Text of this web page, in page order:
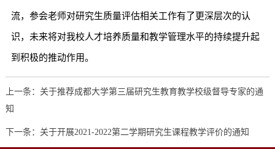
流，参会老师对研究生质量评估相关工作有了更深层次的认
识，未来将对我校人才培养质量和教学管理水平的持续提升起
到积极的推动作用。
上一条：关于推荐成都大学第三届研究生教育教学校级督导专家的通
知
下一条：关于开展2021-2022第二学期研究生课程教学评价的通知